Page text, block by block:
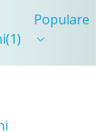
(1)
Populare